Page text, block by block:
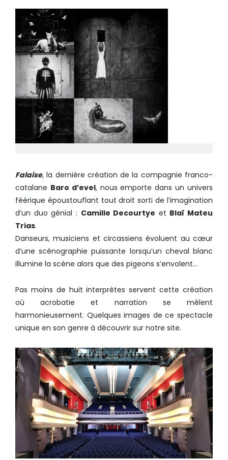
Falaise, la dernière création de la compagnie franco-
catalane Baro d’evel, nous emporte dans un univers
féérique époustouflant tout droit sorti de l’imagination
d’un duo génial : Camille Decourtye et Blaï Mateu
Trias.
Danseurs, musiciens et circassiens évoluent au cœur
d’une scénographie puissante lorsqu’un cheval blanc
illumine la scène alors que des pigeons s’envolent…
Pas moins de huit interprètes servent cette création
où acrobatie et narration se mêlent
harmonieusement. Quelques images de ce spectacle
unique en son genre à découvrir sur notre site.